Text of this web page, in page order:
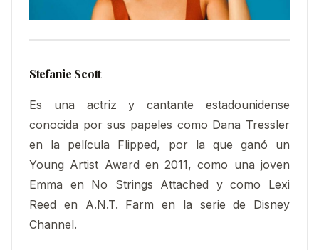
Stefanie Scott
Es una actriz y cantante estadounidense
conocida por sus papeles como Dana Tressler
en la película Flipped, por la que ganó un
Young Artist Award en 2011, como una joven
Emma en No Strings Attached y como Lexi
Reed en A.N.T. Farm en la serie de Disney
Channel.